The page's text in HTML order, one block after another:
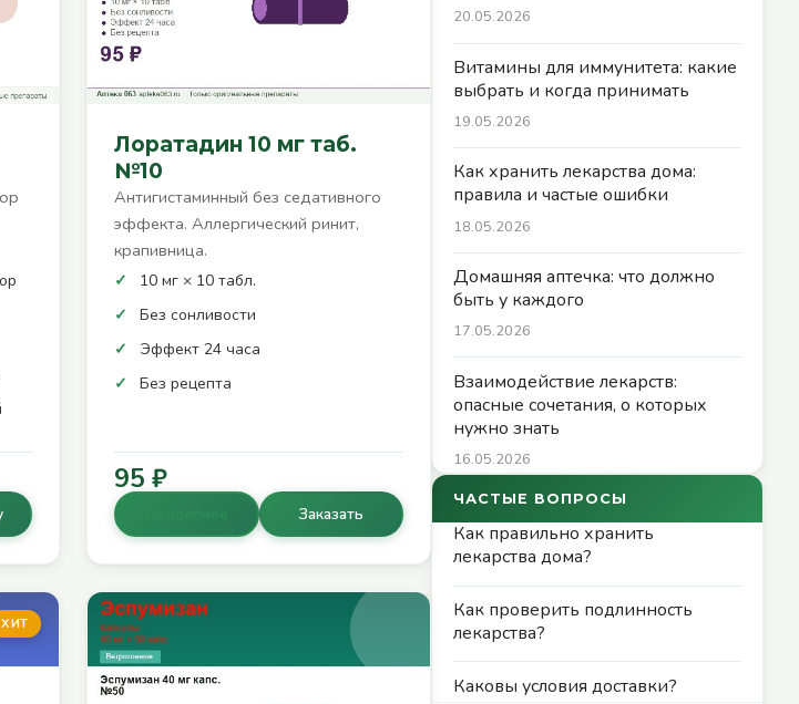
Лоратадин 10 мг таб.
№10
Антигистаминный без седативного
эффекта. Аллергический ринит,
крапивница.
10 мг × 10 табл.
Без сонливости
Эффект 24 часа
Без рецепта
95 ₽
Заказать
ХИТ
20.05.2026
Витамины для иммунитета: какие
выбрать и когда принимать
19.05.2026
Как хранить лекарства дома:
правила и частые ошибки
18.05.2026
Домашняя аптечка: что должно
быть у каждого
17.05.2026
Взаимодействие лекарств:
опасные сочетания, о которых
нужно знать
16.05.2026
ЧАСТЫЕ ВОПРОСЫ
Как правильно хранить
лекарства дома?
Как проверить подлинность
лекарства?
Каковы условия доставки?